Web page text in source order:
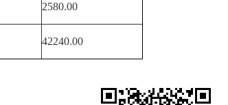
2580.00
42240.00